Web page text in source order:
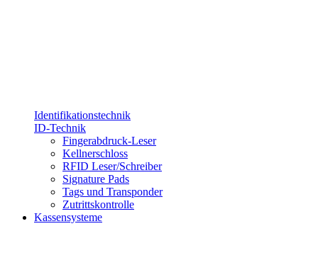
Identifikationstechnik
ID-Technik
Fingerabdruck-Leser
Kellnerschloss
RFID Leser/Schreiber
Signature Pads
Tags und Transponder
Zutrittskontrolle
Kassensysteme